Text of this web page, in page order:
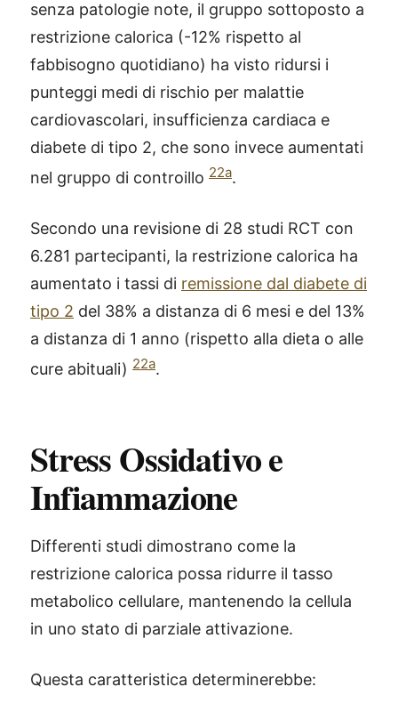
senza patologie note, il gruppo sottoposto a
restrizione calorica (-12% rispetto al
fabbisogno quotidiano) ha visto ridursi i
punteggi medi di rischio per malattie
cardiovascolari, insufficienza cardiaca e
diabete di tipo 2, che sono invece aumentati
nel gruppo di controillo 22a.
Secondo una revisione di 28 studi RCT con
6.281 partecipanti, la restrizione calorica ha
aumentato i tassi di remissione dal diabete di
tipo 2 del 38% a distanza di 6 mesi e del 13%
a distanza di 1 anno (rispetto alla dieta o alle
cure abituali) 22a.
Stress Ossidativo e
Infiammazione
Differenti studi dimostrano come la
restrizione calorica possa ridurre il tasso
metabolico cellulare, mantenendo la cellula
in uno stato di parziale attivazione.
Questa caratteristica determinerebbe: